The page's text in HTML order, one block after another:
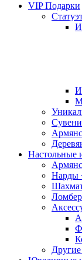
VIP Подарки
Настольные
Нарды